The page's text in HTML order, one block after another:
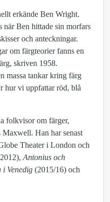
erkände Ben Wright.
när Ben hittade sin morfars
och anteckningar.
om färgteorier fanns en
skriven 1958.
massa tankar kring färg
hur vi uppfattar röd, blå
folkvisor om färger,
Maxwell. Han har senast
Theater i London och
Antonius och
i Venedig (2015/16) och